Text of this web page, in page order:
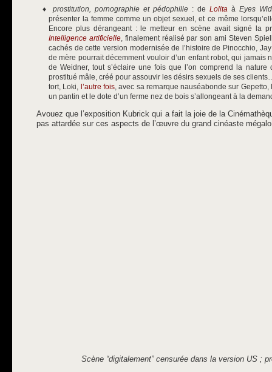
prostitution, pornographie et pédophilie : de Lolita à Eyes
présenter la femme comme un objet sexuel, et ce même
Encore plus dérangeant : le metteur en scène avait signé la
Intelligence artificielle, finalement réalisé par son ami Steven
cachés de cette version modernisée de l’histoire de Pinocchio,
de mère pourrait décemment vouloir d’un enfant robot, qui jamais
de Weidner, tout s’éclaire une fois que l’on comprend la
prostitué mâle, créé pour assouvir les désirs sexuels de ses
tort, Loki, l’autre fois, avec sa remarque nauséabonde sur
un pantin et le dote d’un ferme nez de bois s’allongeant à la
Avouez que l’exposition Kubrick qui a fait la joie de la
pas attardée sur ces aspects de l’œuvre du grand cinéaste
Scène “digitalement” censurée dans la version US ;